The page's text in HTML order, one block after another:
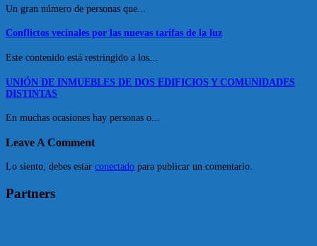
Un gran número de personas que...
Conflictos vecinales por las nuevas tarifas de la luz
Este contenido está restringido a los...
UNIÓN DE INMUEBLES DE DOS EDIFICIOS Y COMUNIDADES
DISTINTAS
En muchas ocasiones hay personas o...
Leave A Comment
Lo siento, debes estar conectado para publicar un comentario.
Partners